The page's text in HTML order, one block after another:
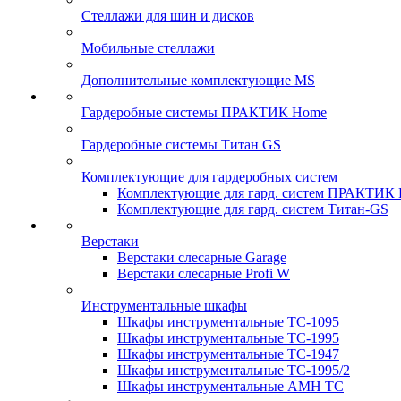
Стеллажи для шин и дисков
Мобильные стеллажи
Дополнительные комплектующие MS
Гардеробные системы ПРАКТИК Home
Гардеробные системы Титан GS
Комплектующие для гардеробных систем
Комплектующие для гард. систем ПРАКТИК
Комплектующие для гард. систем Титан-GS
Верстаки
Верстаки слесарные Garage
Верстаки слесарные Profi W
Инструментальные шкафы
Шкафы инструментальные TC-1095
Шкафы инструментальные TC-1995
Шкафы инструментальные TC-1947
Шкафы инструментальные TC-1995/2
Шкафы инструментальные AMH TC